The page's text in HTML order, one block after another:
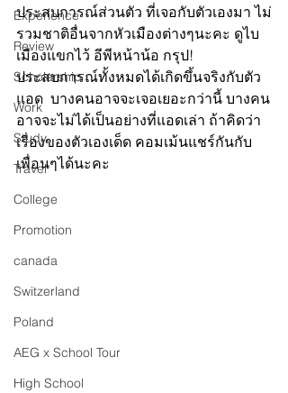
Experience
Review
Scholarship
Work
Study
Travel
College
Promotion
canada
Switzerland
Poland
AEG x School Tour
High School
ประสบการณ์ส่วนตัว ที่เจอกับตัวเองมา ไม่
รวมชาติอื่นจากหัวเมืองต่างๆนะคะ ดูไบ
เมืองแขกไว้ อีพีหน้าน้อ กรุป!
ประสบการณ์ทั้งหมดได้เกิดขึ้นจริงกับตัว
แอด  บางคนอาจจะเจอเยอะกว่านี้ บางคน
อาจจะไม่ได้เป็นอย่างที่แอดเล่า ถ้าคิดว่า
เรื่องของตัวเองเด็ด คอมเม้นแชร์กันกับ
เพื่อนๆได้นะคะ